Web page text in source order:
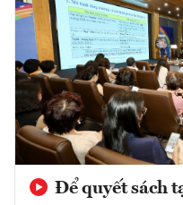
Để quyết sách